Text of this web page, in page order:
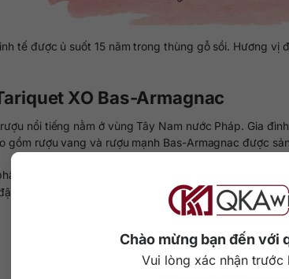
Chào mừng bạn đến với
Vui lòng xác nhận trước
tế được ủ suốt 15 năm trong thùng gỗ sồi. Hương
XO Bas-Armagnac
nổi tiếng nằm ở vùng Tây Nam nước Pháp. Gia
gồm rượu vang và rượu mạnh Bas-Armagnac được
tuyệt hảo của thương hiệu này. Kết hợp 60%
đà quyến rũ và hương thơm nồng nàn bùng nổ khắp